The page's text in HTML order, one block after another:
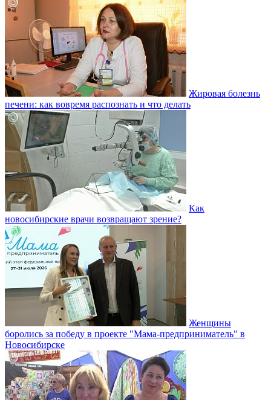
Жировая болезнь
печени: как вовремя распознать и что делать
Как
новосибирские врачи возвращают зрение?
Женщины
боролись за победу в проекте "Мама-предприниматель" в
Новосибирске